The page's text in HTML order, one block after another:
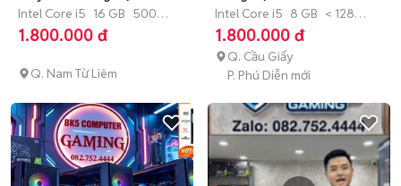
DELL / HP 💯
Intel Core i5 16 GB 500
GB SSD
1.800.000 đ
Q. Nam Từ Liêm
Siêu Rẻ Uy Tín
Intel Core i5 8 GB < 128
GB SSD
1.800.000 đ
Q. Cầu Giấy
P. Phú Diễn mới